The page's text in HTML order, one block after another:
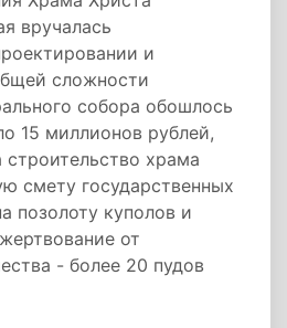
вручалась
и
сложности
собора обошлось
15 миллионов рублей,
строительство храма
смету государственных
позолоту куполов и
от
- более 20 пудов